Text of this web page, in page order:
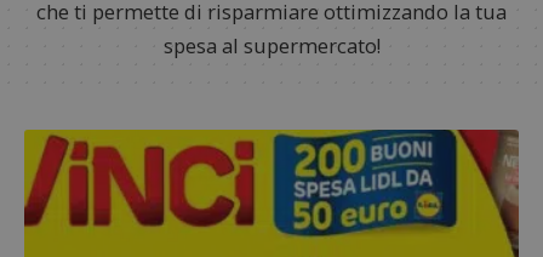
che ti permette di risparmiare ottimizzando la tua
spesa al supermercato!